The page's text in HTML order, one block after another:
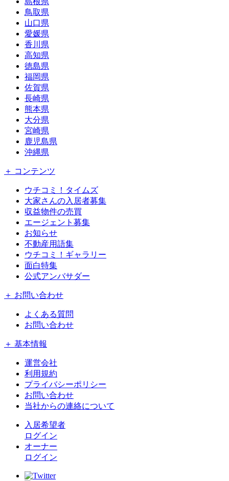
鳥取県
山口県
愛媛県
香川県
高知県
徳島県
福岡県
佐賀県
長崎県
熊本県
大分県
宮崎県
鹿児島県
沖縄県
＋ コンテンツ
ウチコミ！タイムズ
大家さんの入居者募集
収益物件の売買
エージェント募集
お知らせ
不動産用語集
ウチコミ！ギャラリー
面白特集
公式アンバサダー
＋ お問い合わせ
よくある質問
お問い合わせ
＋ 基本情報
運営会社
利用規約
プライバシーポリシー
お問い合わせ
当社からの連絡について
入居希望者
ログイン
オーナー
ログイン